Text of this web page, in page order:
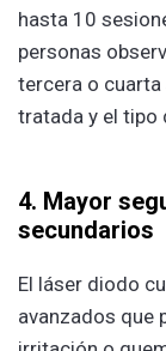
hasta 10
personas
tercera o cuarta
tratada y el tipo
4. Mayor
secundarios
El láser diodo
avanzados que